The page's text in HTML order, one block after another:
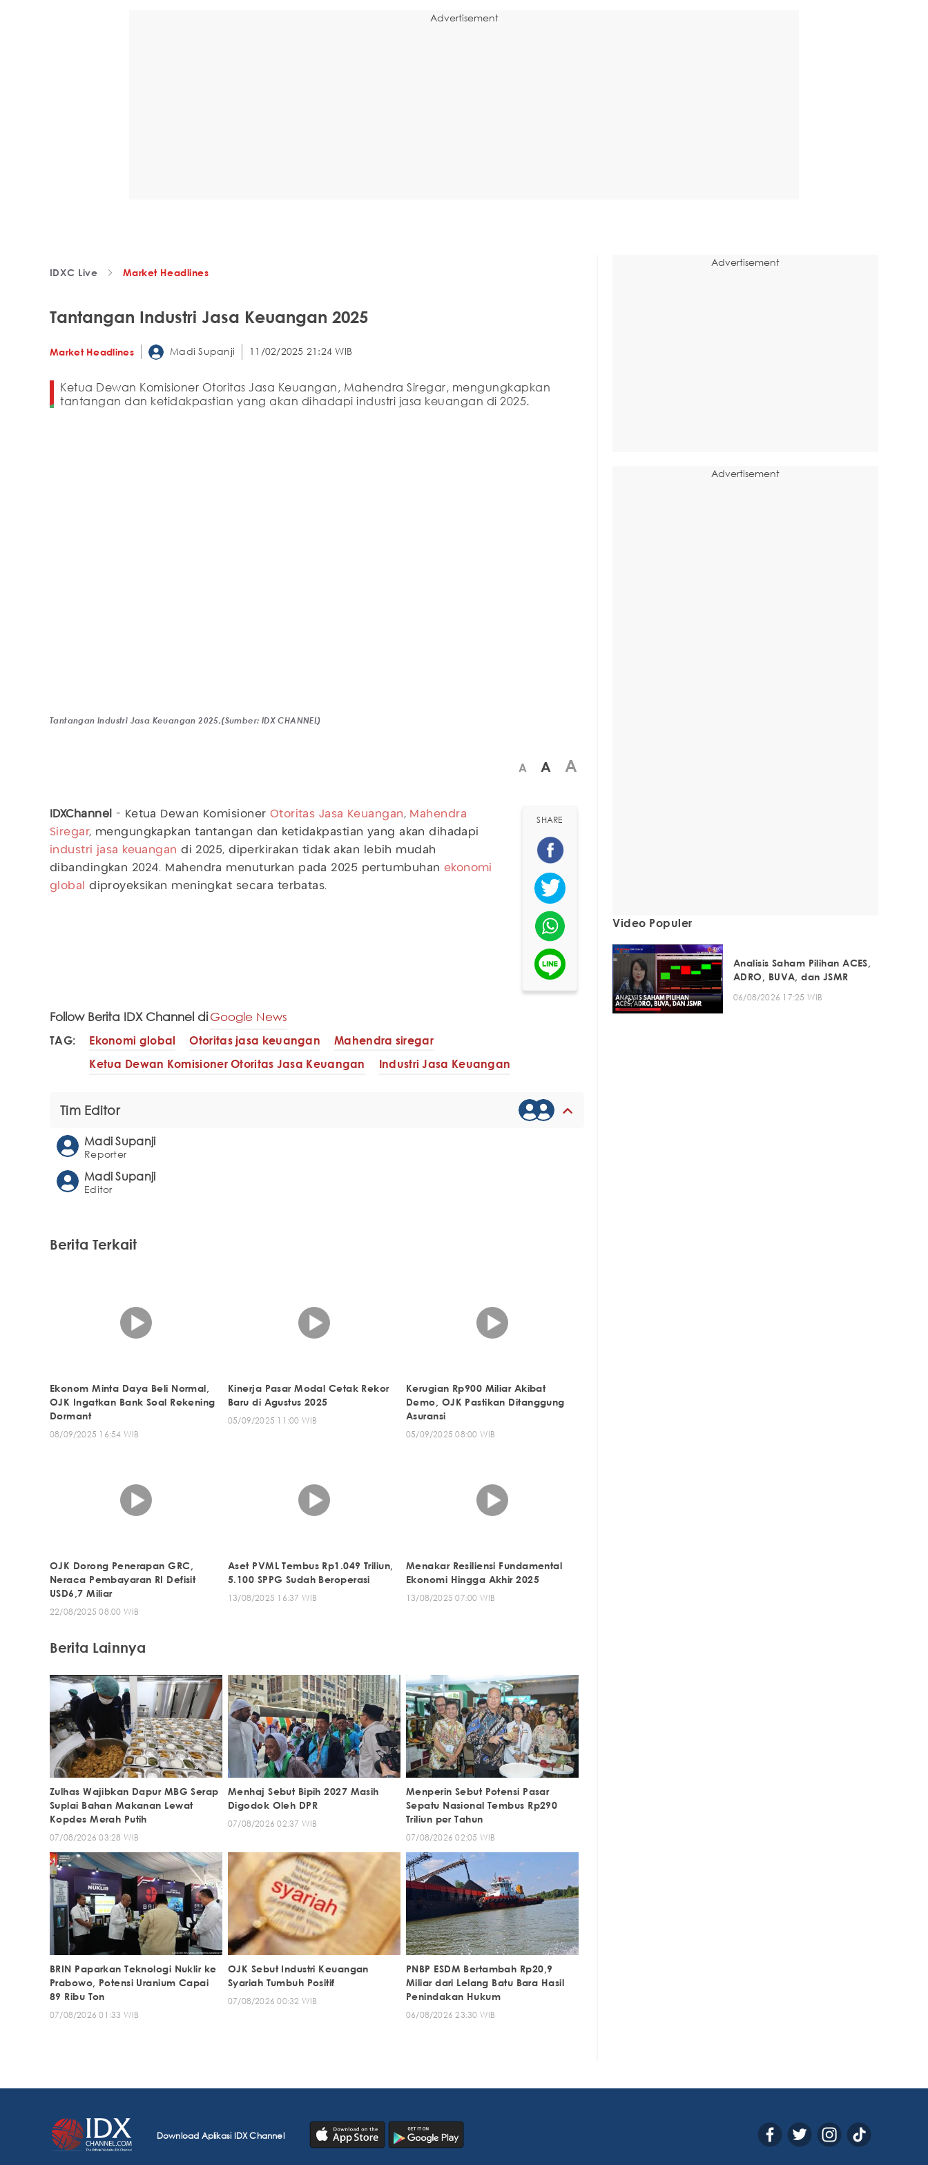
Advertisement
IDXC Live Market Headlines
Tantangan Industri Jasa Keuangan 2025
Market Headlines Madi Supanji 11/02/2025 21:24 WIB
Ketua Dewan Komisioner Otoritas Jasa Keuangan, Mahendra Siregar, mengungkapkan
tantangan dan ketidakpastian yang akan dihadapi industri jasa keuangan di 2025.
Tantangan Industri Jasa Keuangan 2025,(Sumber: IDX CHANNEL)
A A A
IDXChannel - Ketua Dewan Komisioner Otoritas Jasa Keuangan , Mahendra
Siregar, mengungkapkan tantangan dan ketidakpastian yang akan dihadapi
industri jasa keuangan di 2025, diperkirakan tidak akan lebih mudah
dibandingkan 2024. Mahendra menuturkan pada 2025 pertumbuhan ekonomi
global
diproyeksikan meningkat secara terbatas.
SHARE
Follow Berita IDX Channel diGoogle News
TAG: Ekonomi global Otoritas jasa keuangan
Mahendra siregar
Ketua Dewan Komisioner Otoritas Jasa Keuangan
Industri Jasa Keuangan
Tim Editor
Madi Supanji
Reporter
Madi Supanji
Editor
Berita Terkait
Ekonom Minta Daya Beli Normal,
OJK Ingatkan Bank Soal Rekening
Dormant
08/09/2025 16:54 WIB
Kinerja Pasar Modal Cetak Rekor
Baru di Agustus 2025
05/09/2025 11:00 WIB
Kerugian Rp900 Miliar Akibat
Demo, OJK Pastikan Ditanggung
Asuransi
05/09/2025 08:00 WIB
OJK Dorong Penerapan GRC,
Neraca Pembayaran RI Defisit
USD6,7 Miliar
22/08/2025 08:00 WIB
Aset PVML Tembus Rp1.049 Triliun,
5.100 SPPG Sudah Beroperasi
13/08/2025 16:37 WIB
Menakar Resiliensi Fundamental
Ekonomi Hingga Akhir 2025
13/08/2025 07:00 WIB
Berita Lainnya
Zulhas Wajibkan Dapur MBG Serap
Suplai Bahan Makanan Lewat
Kopdes Merah Putih
07/08/2026 03:28 WIB
Menhaj Sebut Bipih 2027 Masih
Digodok Oleh DPR
07/08/2026 02:37 WIB
Menperin Sebut Potensi Pasar
Sepatu Nasional Tembus Rp290
Triliun per Tahun
07/08/2026 02:05 WIB
BRIN Paparkan Teknologi Nuklir ke
Prabowo, Potensi Uranium Capai
89 Ribu Ton
07/08/2026 01:33 WIB
OJK Sebut Industri Keuangan
Syariah Tumbuh Positif
07/08/2026 00:32 WIB
PNBP ESDM Bertambah Rp20,9
Miliar dari Lelang Batu Bara Hasil
Penindakan Hukum
06/08/2026 23:30 WIB
Advertisement
Advertisement
Video Populer
Analisis Saham Pilihan ACES,
ADRO, BUVA, dan JSMR
06/08/2026 17:25 WIB
Download Aplikasi IDX Channel